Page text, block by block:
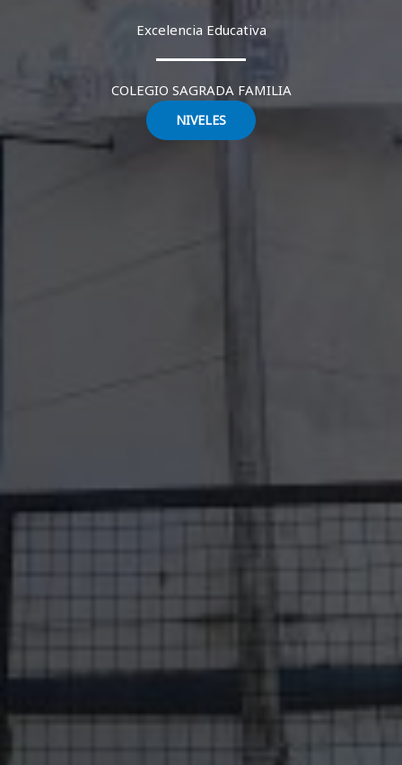
Excelencia Educativa
COLEGIO SAGRADA FAMILIA
NIVELES